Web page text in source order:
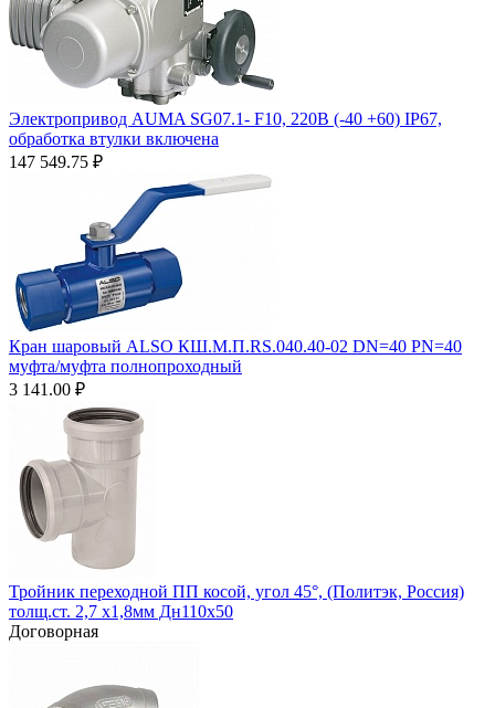
Электропривод AUMA SG07.1- F10, 220В (-40 +60) IP67,
обработка втулки включена
147 549.75 ₽
Кран шаровый ALSO КШ.М.П.RS.040.40-02 DN=40 PN=40
муфта/муфта полнопроходный
3 141.00 ₽
Тройник переходной ПП косой, угол 45°, (Политэк, Россия)
толщ.ст. 2,7 х1,8мм Дн110х50
Договорная